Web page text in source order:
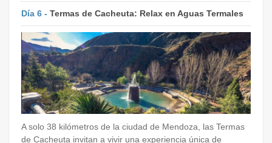
Día 6 - Termas de Cacheuta: Relax en Aguas Termales
A solo 38 kilómetros de la ciudad de Mendoza, las Termas
de Cacheuta invitan a vivir una experiencia única de